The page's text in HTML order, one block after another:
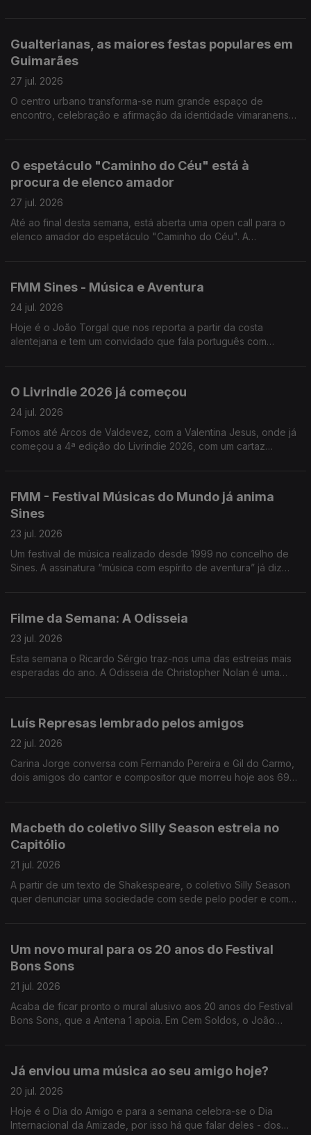
Gualterianas, as maiores festas populares em
Guimarães
27 jul. 2026
O centro urbano transforma-se num grande espaço de
encontro, celebração e afirmação da identidade vimaranense.
O espetáculo "Caminho do Céu" está à
procura de elenco amador
27 jul. 2026
Até ao final desta semana, está aberta uma open call para o
elenco amador do espetáculo "Caminho do Céu". A
FMM Sines - Música e Aventura
24 jul. 2026
Hoje é o João Torgal que nos reporta a partir da costa
alentejana e tem um convidado que fala português com
O Livrindie 2026 já começou
24 jul. 2026
Fomos até Arcos de Valdevez, com a Valentina Jesus, onde já
começou a 4ª edição do Livrindie 2026, com um cartaz
FMM - Festival Músicas do Mundo já anima
Sines
23 jul. 2026
Um festival de música realizado desde 1999 no concelho de
Sines. A assinatura “música com espírito de aventura” já diz
Filme da Semana: A Odisseia
23 jul. 2026
Esta semana o Ricardo Sérgio traz-nos uma das estreias mais
esperadas do ano. A Odisseia de Christopher Nolan é uma
Luís Represas lembrado pelos amigos
22 jul. 2026
Carina Jorge conversa com Fernando Pereira e Gil do Carmo,
dois amigos do cantor e compositor que morreu hoje aos 69
Macbeth do coletivo Silly Season estreia no
Capitólio
21 jul. 2026
A partir de um texto de Shakespeare, o coletivo Silly Season
quer denunciar uma sociedade com sede pelo poder e com
Um novo mural para os 20 anos do Festival
Bons Sons
21 jul. 2026
Acaba de ficar pronto o mural alusivo aos 20 anos do Festival
Bons Sons, que a Antena 1 apoia. Em Cem Soldos, o João
Já enviou uma música ao seu amigo hoje?
20 jul. 2026
Hoje é o Dia do Amigo e para a semana celebra-se o Dia
Internacional da Amizade, por isso há que falar deles - dos